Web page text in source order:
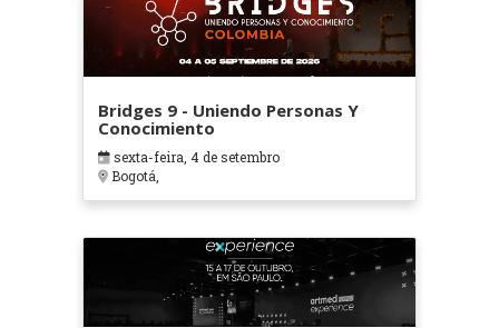
Bridges 9 - Uniendo Personas Y
Conocimiento
sexta-feira, 4 de setembro
Bogotá,